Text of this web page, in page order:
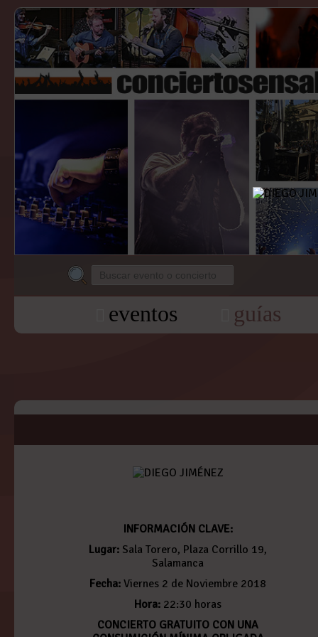
eventos guías
INFORMACIÓN CLAVE:
Lugar: Sala Torero, Plaza Corrillo 19,
Salamanca
Fecha: Viernes 2 de Noviembre 2018
Hora: 22:30 horas
CONCIERTO GRATUITO CON UNA